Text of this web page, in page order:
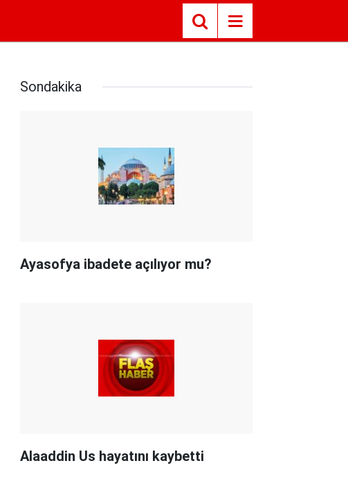
Sondakika
Ayasofya ibadete açılıyor mu?
Alaaddin Us hayatını kaybetti